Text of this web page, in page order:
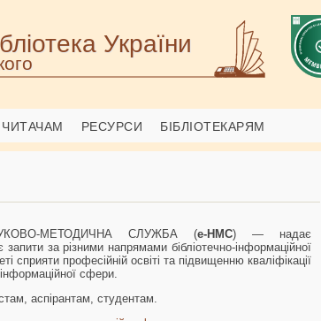
України
ЧИТАЧАМ РЕСУРСИ БІБЛІОТЕКАРЯМ
МЕТОДИЧНА СЛУЖБА (е-НМС) — надає
запити за різними напрямами бібліотечно-інформаційної
сприяти професійній освіті та підвищенню кваліфікації
інформаційної сфери.
аспірантам, студентам.